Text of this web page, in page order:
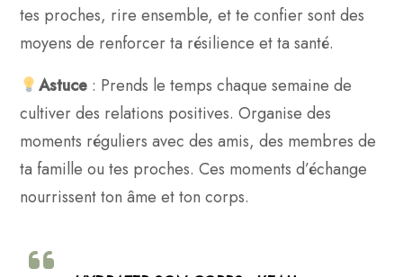
tes proches, rire ensemble, et te confier sont des
moyens de renforcer ta résilience et ta santé.
Astuce: Prends le temps chaque semaine de
cultiver des relations positives. Organise des
moments réguliers avec des amis, des membres de
ta famille ou tes proches. Ces moments d’échange
nourrissent ton âme et ton corps.